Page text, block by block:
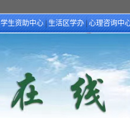
学生资助中心 生活区学办 心理咨询中